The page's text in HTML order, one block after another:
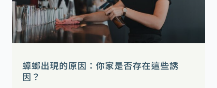
蟑螂出現的原因：你家是否存在這些誘
因？